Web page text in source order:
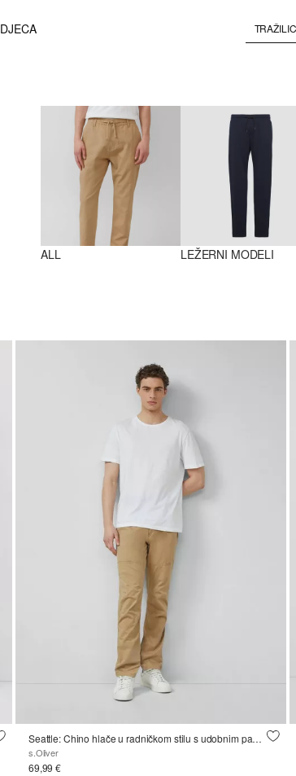
DJECA
ALL LEŽERNI MODELI
Seattle: Chino hlače u radničkom stilu s udobnim pamučnim rastezljivim pojasom
s.Oliver
69,99 €